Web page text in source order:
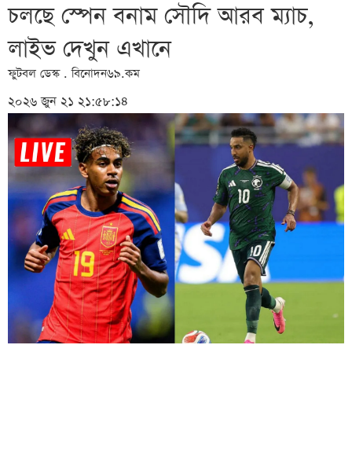
চলছে স্পেন বনাম সৌদি আরব ম্যাচ,
লাইভ দেখুন এখানে
ফুটবল ডেস্ক . বিনোদন৬৯.কম
২০২৬ জুন ২১ ২১:৫৮:১৪